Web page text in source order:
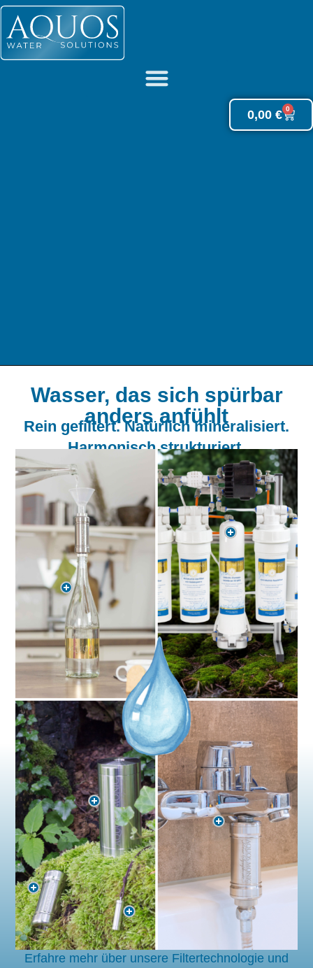
0,00 € 0
Wasser, das sich spürbar
anders anfühlt
Rein gefiltert. Natürlich mineralisiert.
Harmonisch strukturiert.
Erfahre mehr über unsere Filtertechnologie und